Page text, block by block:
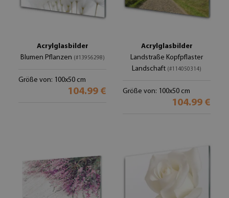
Acrylglasbilder
Blumen Pflanzen (#13956298)
Größe von: 100x50 cm
104.99 €
Acrylglasbilder
Landstraße Kopfpflaster
Landschaft (#114050314)
Größe von: 100x50 cm
104.99 €